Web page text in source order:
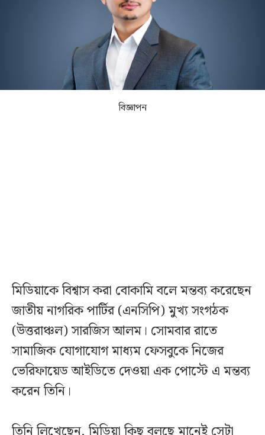
বিজ্ঞাপন
মিডিয়াকে বিশ্বাস করা বোকামি বলে মন্তব্য করেছেন
জাতীয় নাগরিক পার্টির (এনসিপি) মুখ্য সংগঠক
(উত্তরাঞ্চল) সারজিস আলম। সোমবার রাতে
সামাজিক যোগাযোগ মাধ্যম ফেসবুকে নিজের
ভেরিফায়েড আইডিতে দেওয়া এক পোস্টে এ মন্তব্য
করেন তিনি।